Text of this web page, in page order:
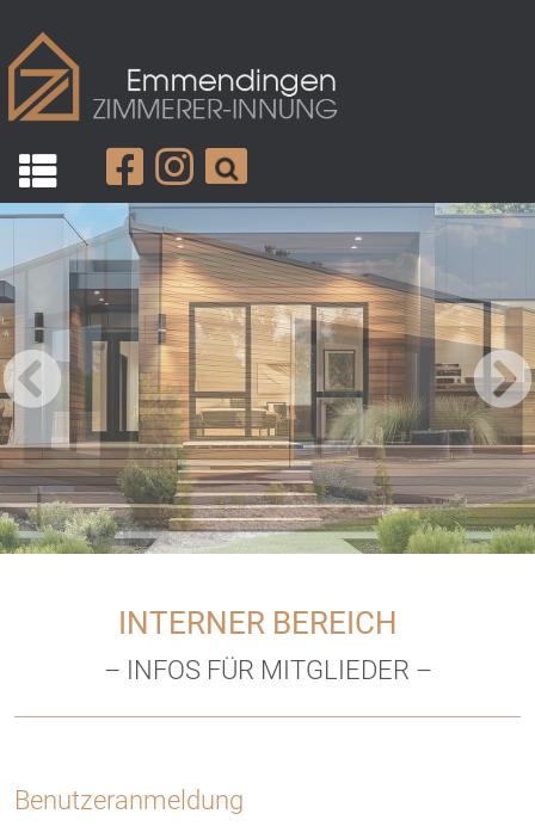
Die Innung
Mitglieder
Zimmererhandwerk
Karriere
Aktuelles
Kontakt
Datenschutz
INTERNER BEREICH
– INFOS FÜR MITGLIEDER –
Benutzeranmeldung